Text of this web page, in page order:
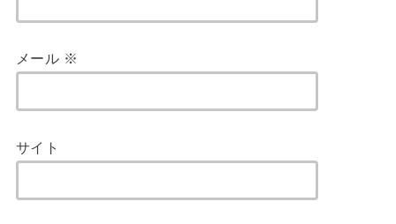
メール ※
サイト